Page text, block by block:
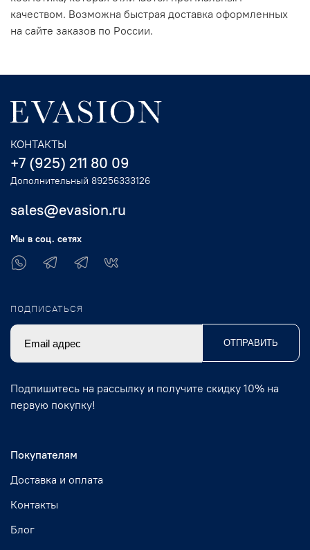
качеством. Возможна быстрая доставка оформленных
на сайте заказов по России.
Покупателям
Доставка и оплата
Контакты
Блог
КОНТАКТЫ
+7 (925) 211 80 09
Дополнительный 89256333126
sales@evasion.ru
Мы в соц. сетях
ПОДПИСАТЬСЯ
ОТПРАВИТЬ
Подпишитесь на рассылку и получите скидку 10% на
первую покупку!